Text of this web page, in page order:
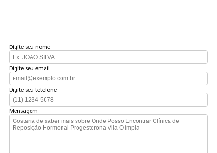
Digite seu nome
Digite seu email
Digite seu telefone
Mensagem